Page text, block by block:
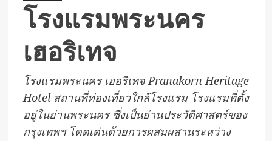
โรงแรมพระนคร
เฮอริเทจ
โรงแรมพระนคร เฮอริเทจ Pranakorn Heritage
Hotel สถานที่ท่องเที่ยวใกล้โรงแรม โรงแรมที่ตั้ง
อยู่ในย่านพระนคร ซึ่งเป็นย่านประวัติศาสตร์ของ
กรุงเทพฯ โดดเด่นด้วยการผสมผสานระหว่าง